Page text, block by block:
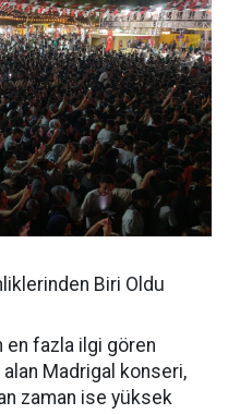
Biri Oldu
en fazla ilgi gören
alan Madrigal konseri,
zaman ise yüksek